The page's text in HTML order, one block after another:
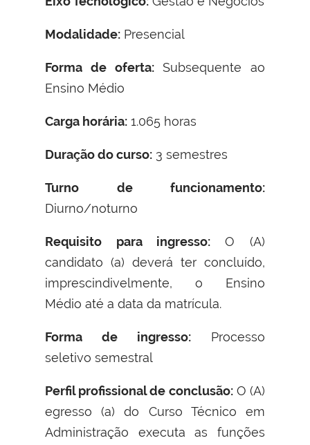
Modalidade: Presencial
Forma de oferta:Subsequente ao
Ensino Médio
Carga horária: 1.065 horas
Duração do curso: 3 semestres
Turno de funcionamento:
Diurno/noturno
Requisito para ingresso: O (A)
candidato (a) deverá ter concluído,
imprescindivelmente, o Ensino
Médio até a data da matrícula.
Forma de ingresso:Processo
seletivo semestral
Perfil profissional de conclusão:O (A)
egresso (a) do Curso Técnico em
Administração executa as funções